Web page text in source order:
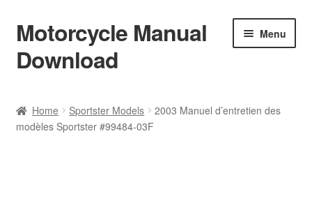
Skip
to
navigation
Skip
to
content
Motorcycle Manual
Download
Menu
Shop
Home Sportster Models
2003 Manuel d’entretien des
modèles Sportster #99484-03F